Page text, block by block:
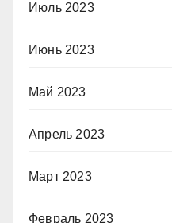
Июль 2023
Июнь 2023
Май 2023
Апрель 2023
Март 2023
Февраль 2023